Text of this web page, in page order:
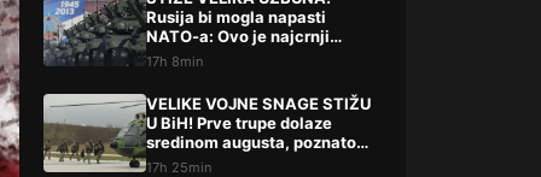
Rusija bi mogla napasti
NATO-a: Ovo je najcrnji
scenarij
17h 8min
VELIKE VOJNE SNAGE STIŽU
U BiH! Prve trupe dolaze
sredinom augusta, poznato
šta slijedi
17h 25min